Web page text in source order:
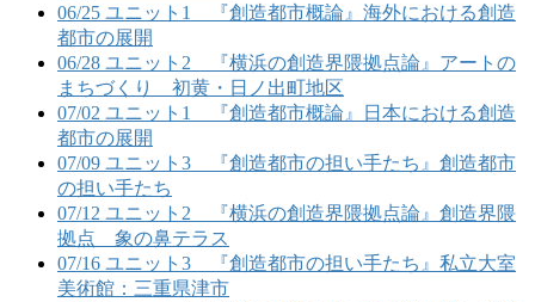
06/25 ユニット1 『創造都市概論』海外における創造
都市の展開
06/28 ユニット2 『横浜の創造界隈拠点論』アートの
まちづくり 初黄・日ノ出町地区
07/02 ユニット1 『創造都市概論』日本における創造
都市の展開
07/09 ユニット3 『創造都市の担い手たち』創造都市
の担い手たち
07/12 ユニット2 『横浜の創造界隈拠点論』創造界隈
拠点 象の鼻テラス
07/16 ユニット3 『創造都市の担い手たち』私立大室
美術館：三重県津市